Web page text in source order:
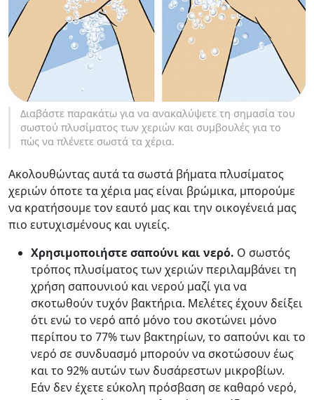
Διαβάστε παρακάτω για να ανακαλύψετε τη σημασία του
σωστού πλυσίματος των χεριών και συμβουλές για το
πώς να πλένετε σωστά τα χέρια.
Ακολουθώντας αυτά τα σωστά βήματα πλυσίματος
χεριών όποτε τα χέρια μας είναι βρώμικα, μπορούμε
να κρατήσουμε τον εαυτό μας και την οικογένειά μας
πιο ευτυχισμένους και υγιείς.
Χρησιμοποιήστε σαπούνι και νερό. Ο σωστός
τρόπος πλυσίματος των χεριών περιλαμβάνει τη
χρήση σαπουνιού και νερού μαζί για να
σκοτωθούν τυχόν βακτήρια. Μελέτες έχουν δείξει
ότι ενώ το νερό από μόνο του σκοτώνει μόνο
περίπου το 77% των βακτηρίων, το σαπούνι και το
νερό σε συνδυασμό μπορούν να σκοτώσουν έως
και το 92% αυτών των δυσάρεστων μικροβίων.
Εάν δεν έχετε εύκολη πρόσβαση σε καθαρό νερό,